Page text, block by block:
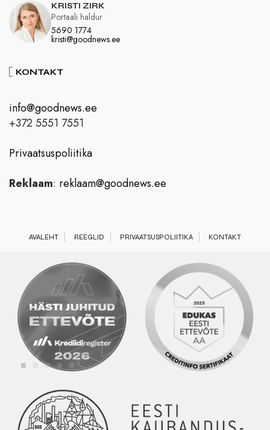
KRISTI ZIRK
5690 1774
kristi@goodnews.ee
Portaali haldur
KONTAKT
info@goodnews.ee
+372 5551 7551
Privaatsuspoliitika
Reklaam: reklaam@goodnews.ee
AVALEHT REEGLID PRIVAATSUSPOLIITIKA KONTAKT